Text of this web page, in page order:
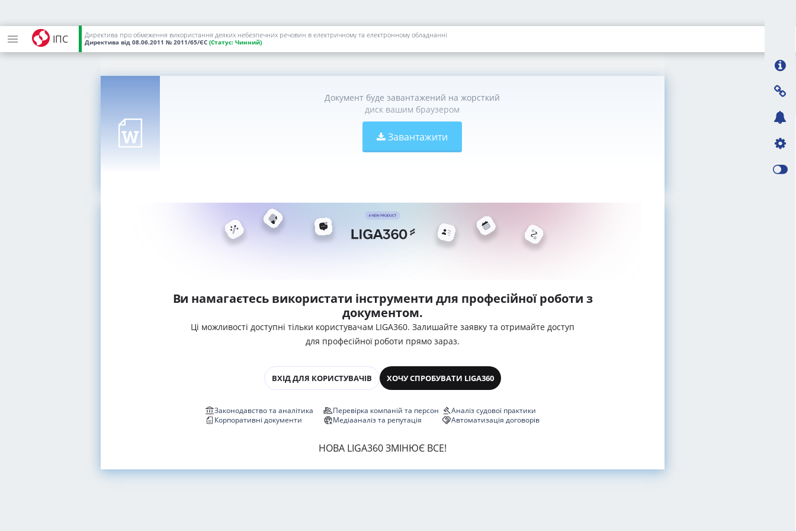
ІПС Директива про обмеження використання деяких небезпечних речовин в електричному та електронному обладнанні
Директива від 08.06.2011 № 2011/65/ЄС (Статус: Чинний)
Документ буде завантажений на жорсткий
диск вашим браузером
Завантажити
Ви намагаєтесь використати інструменти для професійної роботи з
документом.
Ці можливості доступні тільки користувачам LIGA360. Залишайте заявку та отримайте доступ
для професійної роботи прямо зараз.
ВХІД ДЛЯ КОРИСТУВАЧІВ ХОЧУ СПРОБУВАТИ LIGA360
Законодавство та аналітика
Корпоративні документи
Перевірка компаній та персон
Медіааналіз та репутація
Аналіз судової практики
Автоматизація договорів
НОВА LIGA360 ЗМІНЮЄ ВСЕ!